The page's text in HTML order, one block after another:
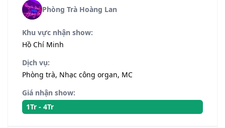
Phòng Trà Hoàng Lan
Khu vực nhận show:
Hồ Chí Minh
Dịch vụ:
Phòng trà, Nhạc công organ, MC
Giá nhận show:
1Tr - 4Tr